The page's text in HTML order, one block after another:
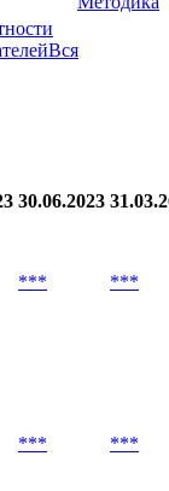
Вся
30.06.2023
*** ***
*** ***